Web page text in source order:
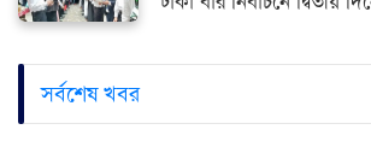
সর্বশেষ খবর